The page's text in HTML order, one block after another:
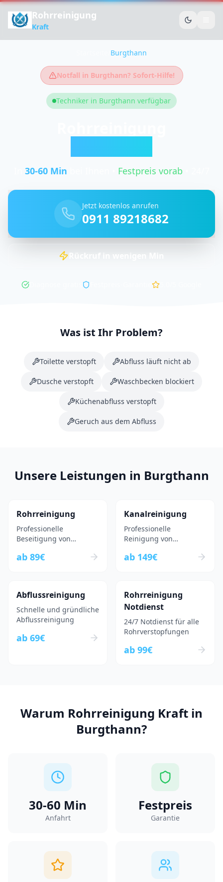
Rohrreinigung
Kraft
Burgthann
Notfall in Burgthann? Sofort-Hilfe!
Techniker in Burgthann verfügbar
30-60Min Festpreis vorab
Jetzt kostenlos anrufen
0911 89218682
Was ist Ihr Problem?
Toilette verstopft Abfluss läuft nicht ab
Dusche verstopft Waschbecken blockiert
Küchenabfluss verstopft
Geruch aus dem Abfluss
Unsere Leistungen in Burgthann
Rohrreinigung
Professionelle
Beseitigung von
ab 89€
Kanalreinigung
Professionelle
Reinigung von
ab 149€
Abflussreinigung
Schnelle und gründliche
Abflussreinigung
ab 69€
Rohrreinigung
Notdienst
24/7 Notdienst für alle
Rohrverstopfungen
ab 99€
Warum Rohrreinigung Kraft in
Burgthann?
30-60 Min
Anfahrt
Festpreis
Garantie